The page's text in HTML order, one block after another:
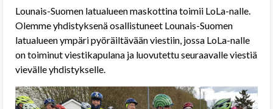
Lounais-Suomen latualueen maskottina toimii LoLa-nalle.
Olemme yhdistyksenä osallistuneet Lounais-Suomen
latualueen ympäri pyöräiltävään viestiin, jossa LoLa-nalle
on toiminut viestikapulana ja luovutettu seuraavalle viestiä
vievälle yhdistykselle.